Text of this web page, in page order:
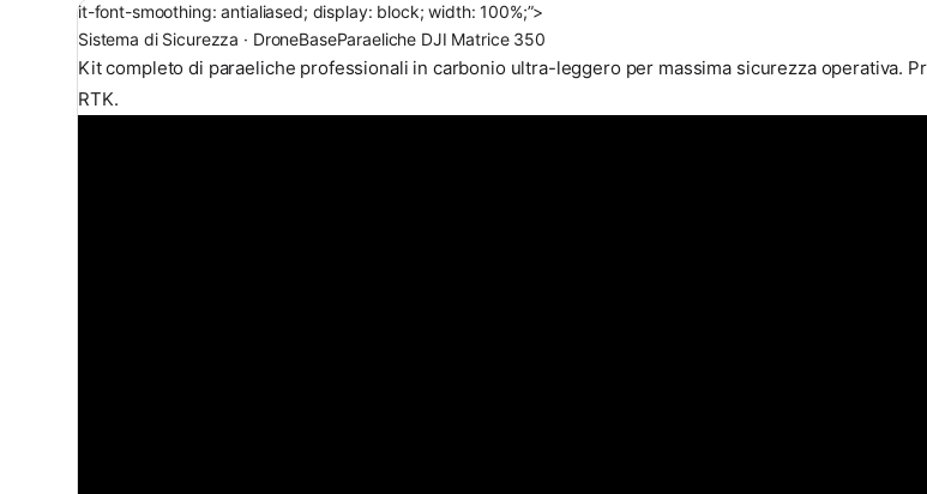
it-font-smoothing: antialiased; display: block; width: 100%;”>
Sistema di Sicurezza · DroneBaseParaeliche DJI Matrice 350
Kit completo di paraeliche professionali in carbonio ultra-leggero per massima sicurezza operativa.
RTK.